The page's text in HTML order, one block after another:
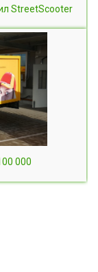
StreetScooter
000